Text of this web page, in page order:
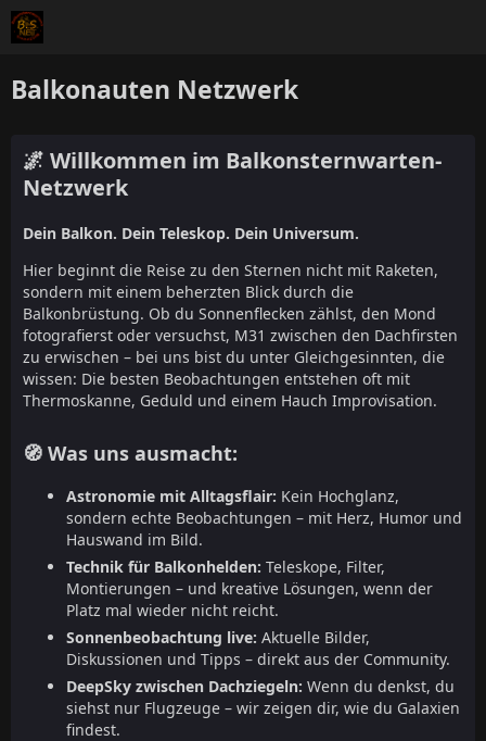
Balkonauten Netzwerk
🌌 Willkommen im Balkonsternwarten-
Netzwerk
Dein Balkon. Dein Teleskop. Dein Universum.
Hier beginnt die Reise zu den Sternen nicht mit Raketen,
sondern mit einem beherzten Blick durch die
Balkonbrüstung. Ob du Sonnenflecken zählst, den Mond
fotografierst oder versuchst, M31 zwischen den Dachfirsten
zu erwischen – bei uns bist du unter Gleichgesinnten, die
wissen: Die besten Beobachtungen entstehen oft mit
Thermoskanne, Geduld und einem Hauch Improvisation.
🧭 Was uns ausmacht:
Astronomie mit Alltagsflair: Kein Hochglanz,
sondern echte Beobachtungen – mit Herz, Humor und
Hauswand im Bild.
Technik für Balkonhelden: Teleskope, Filter,
Montierungen – und kreative Lösungen, wenn der
Platz mal wieder nicht reicht.
Sonnenbeobachtung live: Aktuelle Bilder,
Diskussionen und Tipps – direkt aus der Community.
DeepSky zwischen Dachziegeln: Wenn du denkst, du
siehst nur Flugzeuge – wir zeigen dir, wie du Galaxien
findest.